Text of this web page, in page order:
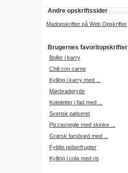
Andre opskriftssider
Madopskrifter på Web Opskrifter
Brugernes favoritopskrifter
Boller i karry
Chili con carne
Kylling i karry med ...
Mørbradgryde
Koteletter i fad med ...
Svensk pølseret
Pizzasnegle med skinke ...
Græsk farsbrød med ...
Fyldte peberfrugter
Kylling i cola med ris